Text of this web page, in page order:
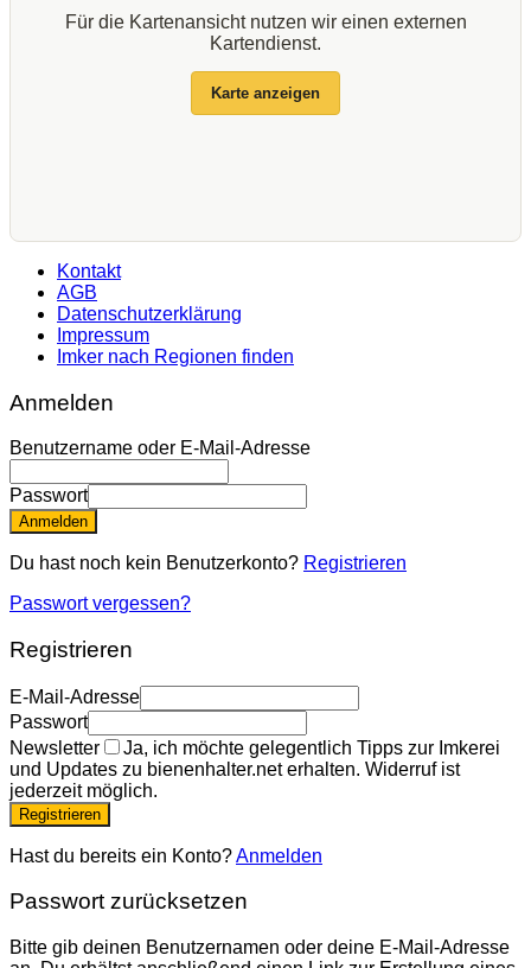
Für die Kartenansicht nutzen wir einen externen
Kartendienst.
Karte anzeigen
Kontakt
AGB
Datenschutzerklärung
Impressum
Imker nach Regionen finden
Anmelden
Benutzername oder E-Mail-Adresse
Passwort
Anmelden
Du hast noch kein Benutzerkonto? Registrieren
Passwort vergessen?
Registrieren
E-Mail-Adresse
Passwort
Newsletter
Ja, ich möchte gelegentlich Tipps zur Imkerei
und Updates zu bienenhalter.net erhalten. Widerruf ist
jederzeit möglich.
Registrieren
Hast du bereits ein Konto?Anmelden
Passwort zurücksetzen
Bitte gib deinen Benutzernamen oder deine E-Mail-Adresse